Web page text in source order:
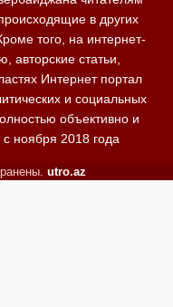
в других
того, на интернет-
авторские статьи,
Интернет портал
и социальных
объективно и
ноября 2018 года
utro.az